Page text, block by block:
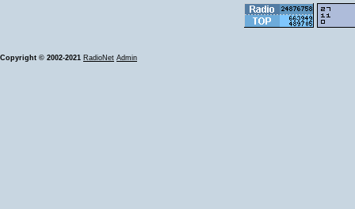
Copyright © 2002-2021 RadioNet Admin